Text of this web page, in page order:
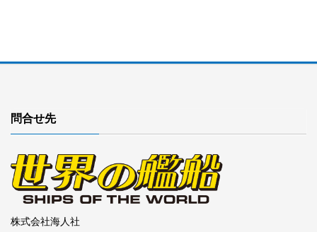
問合せ先
株式会社海人社